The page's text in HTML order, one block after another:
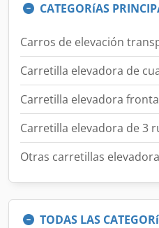
CATEGORíAS
Carros de elevación
Carretilla elevadora de
Carretilla elevadora
Carretilla elevadora de 3
Otras carretillas
TODAS LAS